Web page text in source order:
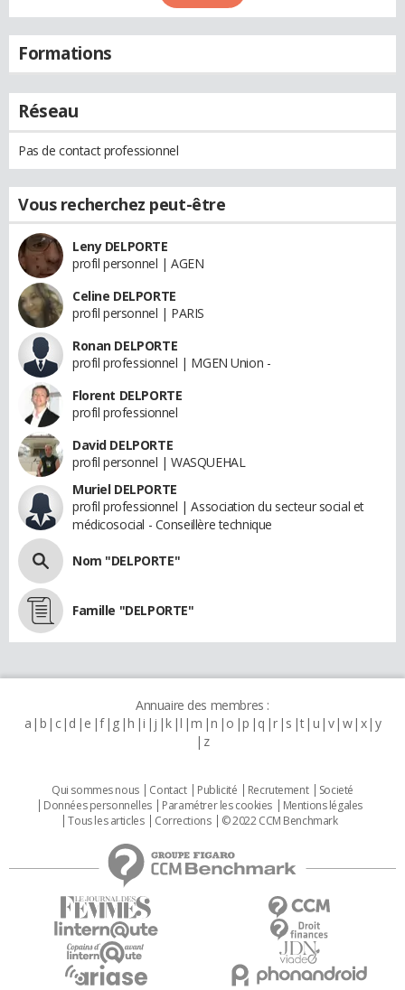
Formations
Réseau
Pas de contact professionnel
Vous recherchez peut-être
Leny DELPORTE
profil personnel | AGEN
Celine DELPORTE
profil personnel | PARIS
Ronan DELPORTE
profil professionnel | MGEN Union -
Florent DELPORTE
profil professionnel
David DELPORTE
profil personnel | WASQUEHAL
Muriel DELPORTE
profil professionnel | Association du secteur social et
médicosocial - Conseillère technique
Nom "DELPORTE"
Famille "DELPORTE"
Annuaire des membres :
a b c d e f g h i j k l m n o p q r s t u v w x y
z
Qui sommes nous Contact Publicité Recrutement
Societé
Données personnelles
Paramétrer les cookies
Mentions légales
Tous les articles
Corrections © 2022 CCM Benchmark